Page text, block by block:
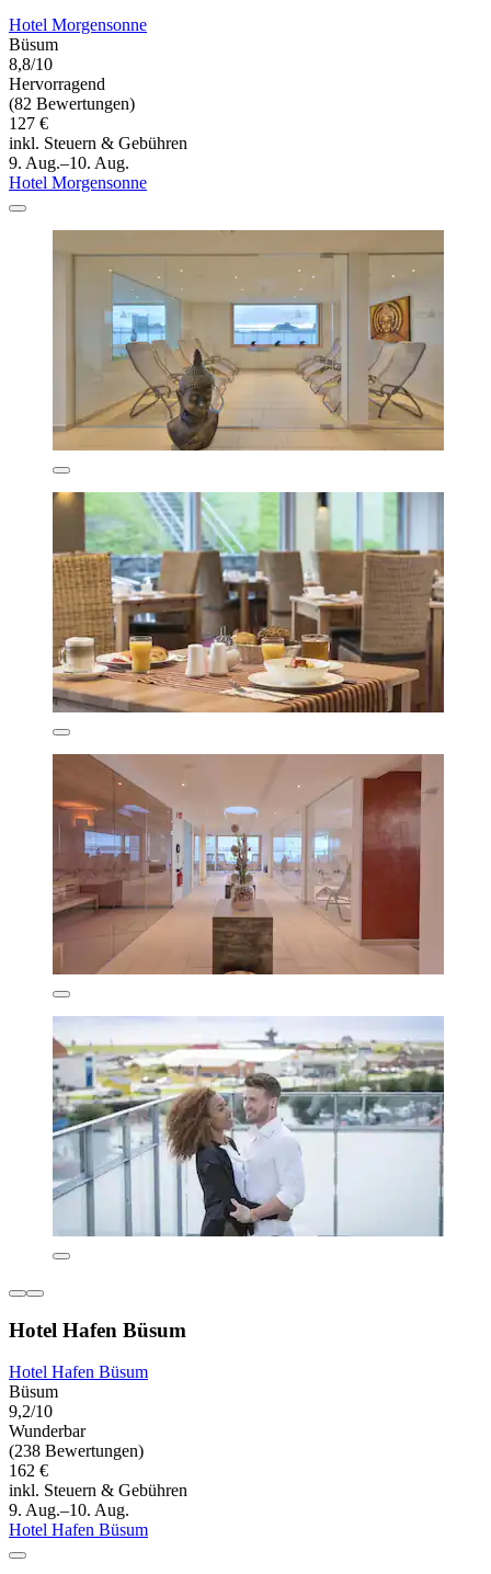
Hotel Morgensonne
Büsum
8,8/10
Hervorragend
(82 Bewertungen)
127 €
inkl. Steuern & Gebühren
9. Aug.–10. Aug.
Hotel Morgensonne
Hotel Hafen Büsum
Hotel Hafen Büsum
Büsum
9,2/10
Wunderbar
(238 Bewertungen)
162 €
inkl. Steuern & Gebühren
9. Aug.–10. Aug.
Hotel Hafen Büsum